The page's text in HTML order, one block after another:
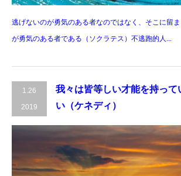
逃げないのが勇気のある者なのではなく、そこに留
が勇気のある者である（ソクラテス）不逃跑的人...
1.26
2019
我々は皆等しい才能を持って
い（ケネディ）